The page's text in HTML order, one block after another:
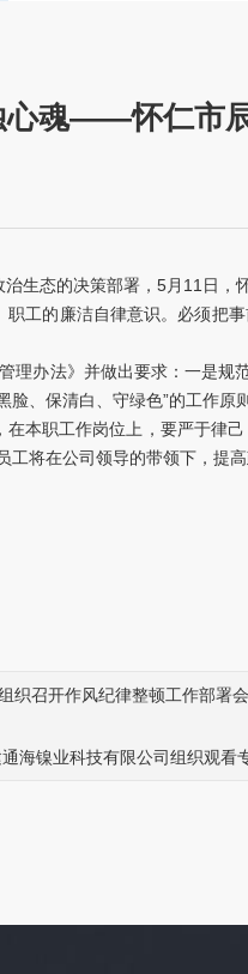
心魂——怀仁市
生态的决策部署，5月11日
工的廉洁自律意识。必须把
理办法》并做出要求：一是
、保清白、守绿色”的工作原
本职工作岗位上，要严于律
工将在公司领导的带领下，提
织召开作风纪律整顿工作部署会
海镍业科技有限公司组织观看